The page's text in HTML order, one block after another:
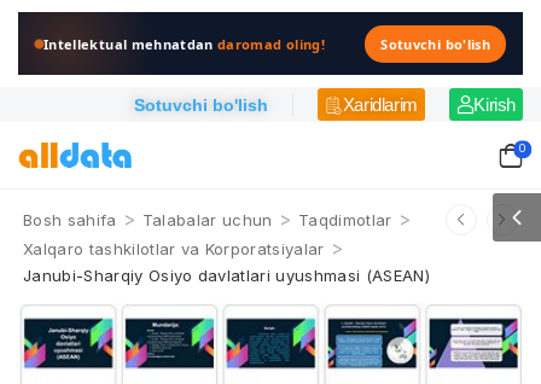
Intellektual mehnatdandaromad oling! Sotuvchi bo'lish
Sotuvchi bo'lish Xaridlarim Kirish
0
Bosh sahifa > Talabalar uchun > Taqdimotlar >
Xalqaro tashkilotlar va Korporatsiyalar >
Janubi-Sharqiy Osiyo davlatlari uyushmasi (ASEAN)